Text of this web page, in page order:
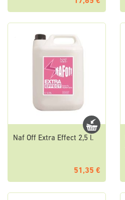
Naf Off Extra Effect 2,5 l.
51,35 €